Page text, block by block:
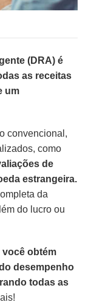
(DRA) é
as receitas
um
convencional,
como
de
estrangeira.
da
do lucro ou
você obtém
desempenho
todas as